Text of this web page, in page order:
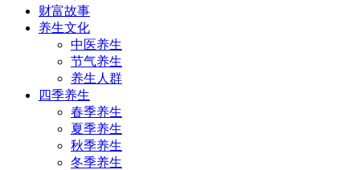
财富故事
养生文化
中医养生
节气养生
养生人群
四季养生
春季养生
夏季养生
秋季养生
冬季养生